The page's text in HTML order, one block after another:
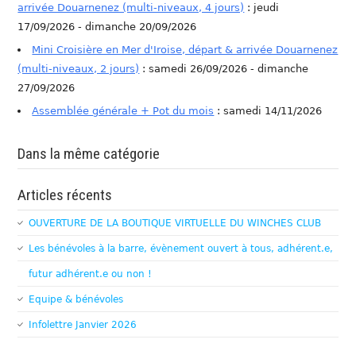
arrivée Douarnenez (multi-niveaux, 4 jours) : jeudi
17/09/2026 - dimanche 20/09/2026
Mini Croisière en Mer d'Iroise, départ & arrivée Douarnenez
(multi-niveaux, 2 jours) : samedi 26/09/2026 - dimanche
27/09/2026
Assemblée générale + Pot du mois : samedi 14/11/2026
Dans la même catégorie
Articles récents
OUVERTURE DE LA BOUTIQUE VIRTUELLE DU WINCHES CLUB
Les bénévoles à la barre, évènement ouvert à tous, adhérent.e,
futur adhérent.e ou non !
Equipe & bénévoles
Infolettre Janvier 2026